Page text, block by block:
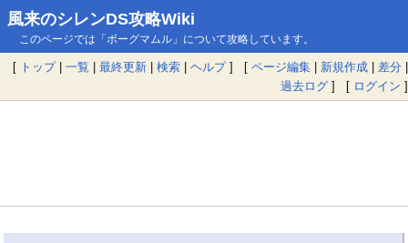
風来のシレンDS攻略Wiki
このページでは「ボーグマムル」について攻略しています。
[ トップ| 一覧 | 最終更新 | 検索 | ヘルプ] [ ページ編集 | 新規作成 | 差分 |
過去ログ ] [ ログイン ]